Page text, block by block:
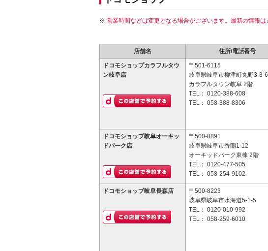
営業時間などは変更となる場合がございます。最新の情報は
店舗名 住所/電話番号
ドコモショップカラフルタウ
ン岐阜店
〒501-6115
岐阜県岐阜市柳津町丸野3-3-6
カラフルタウン岐阜 2階
TEL： 0120-388-608
TEL： 058-388-8306
ドコモショップ岐阜オーキッ
ドパーク店
〒500-8891
岐阜県岐阜市香蘭1-12
オーキッドパーク東棟 2階
TEL： 0120-477-505
TEL： 058-254-9102
ドコモショップ岐阜長森店
〒500-8223
岐阜県岐阜市水海道5-1-5
TEL： 0120-010-992
TEL： 058-259-6010